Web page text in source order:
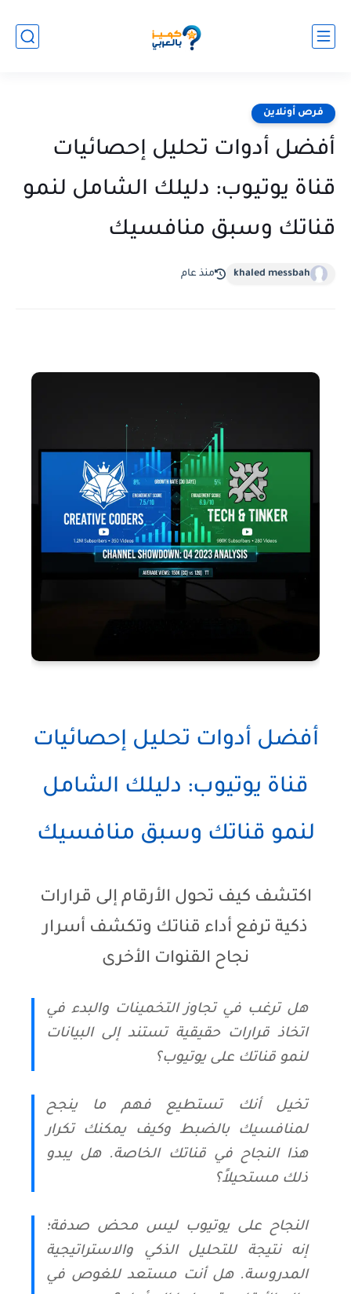
فرص أونلاين
أفضل أدوات تحليل إحصائيات
قناة يوتيوب: دليلك الشامل لنمو
قناتك وسبق منافسيك
khaled messbah منذ عام
أفضل أدوات تحليل إحصائيات
قناة يوتيوب: دليلك الشامل
لنمو قناتك وسبق منافسيك
اكتشف كيف تحول الأرقام إلى قرارات
ذكية ترفع أداء قناتك وتكشف أسرار
نجاح القنوات الأخرى
هل ترغب في تجاوز التخمينات والبدء في
اتخاذ قرارات حقيقية تستند إلى البيانات
لنمو قناتك على يوتيوب؟
تخيل أنك تستطيع فهم ما ينجح
لمنافسيك بالضبط وكيف يمكنك تكرار
هذا النجاح في قناتك الخاصة. هل يبدو
ذلك مستحيلاً؟
النجاح على يوتيوب ليس محض صدفة؛
إنه نتيجة للتحليل الذكي والاستراتيجية
المدروسة. هل أنت مستعد للغوص في